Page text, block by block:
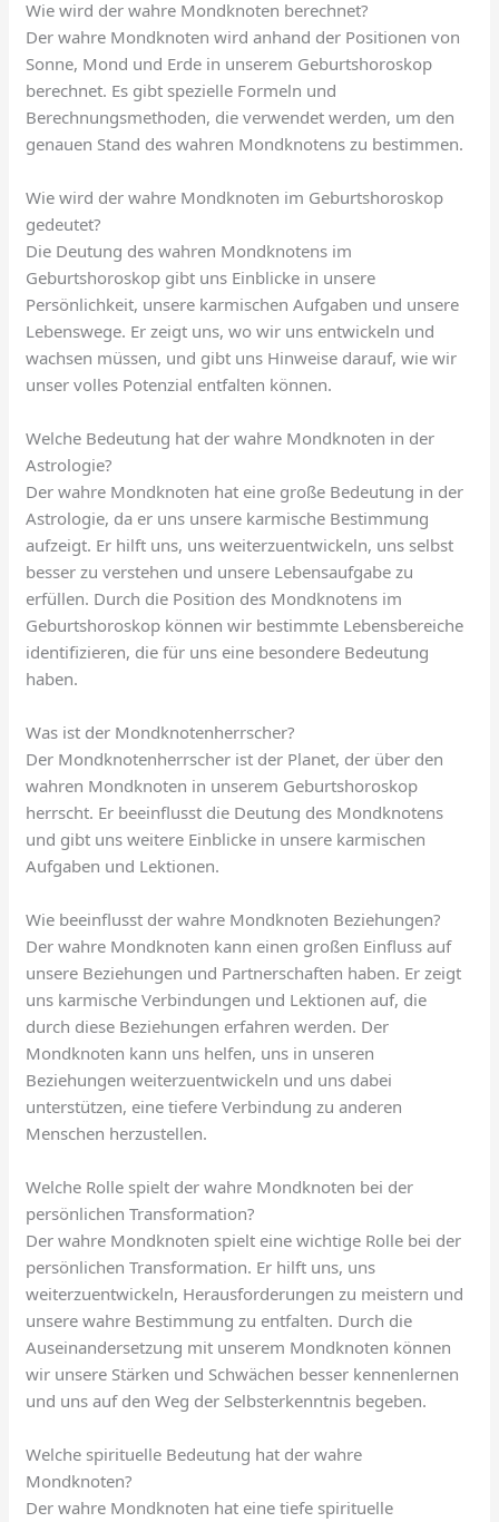
Wie wird der wahre Mondknoten berechnet?
Der wahre Mondknoten wird anhand der Positionen von
Sonne, Mond und Erde in unserem Geburtshoroskop
berechnet. Es gibt spezielle Formeln und
Berechnungsmethoden, die verwendet werden, um den
genauen Stand des wahren Mondknotens zu bestimmen.
Wie wird der wahre Mondknoten im Geburtshoroskop
gedeutet?
Die Deutung des wahren Mondknotens im
Geburtshoroskop gibt uns Einblicke in unsere
Persönlichkeit, unsere karmischen Aufgaben und unsere
Lebenswege. Er zeigt uns, wo wir uns entwickeln und
wachsen müssen, und gibt uns Hinweise darauf, wie wir
unser volles Potenzial entfalten können.
Welche Bedeutung hat der wahre Mondknoten in der
Astrologie?
Der wahre Mondknoten hat eine große Bedeutung in der
Astrologie, da er uns unsere karmische Bestimmung
aufzeigt. Er hilft uns, uns weiterzuentwickeln, uns selbst
besser zu verstehen und unsere Lebensaufgabe zu
erfüllen. Durch die Position des Mondknotens im
Geburtshoroskop können wir bestimmte Lebensbereiche
identifizieren, die für uns eine besondere Bedeutung
haben.
Was ist der Mondknotenherrscher?
Der Mondknotenherrscher ist der Planet, der über den
wahren Mondknoten in unserem Geburtshoroskop
herrscht. Er beeinflusst die Deutung des Mondknotens
und gibt uns weitere Einblicke in unsere karmischen
Aufgaben und Lektionen.
Wie beeinflusst der wahre Mondknoten Beziehungen?
Der wahre Mondknoten kann einen großen Einfluss auf
unsere Beziehungen und Partnerschaften haben. Er zeigt
uns karmische Verbindungen und Lektionen auf, die
durch diese Beziehungen erfahren werden. Der
Mondknoten kann uns helfen, uns in unseren
Beziehungen weiterzuentwickeln und uns dabei
unterstützen, eine tiefere Verbindung zu anderen
Menschen herzustellen.
Welche Rolle spielt der wahre Mondknoten bei der
persönlichen Transformation?
Der wahre Mondknoten spielt eine wichtige Rolle bei der
persönlichen Transformation. Er hilft uns, uns
weiterzuentwickeln, Herausforderungen zu meistern und
unsere wahre Bestimmung zu entfalten. Durch die
Auseinandersetzung mit unserem Mondknoten können
wir unsere Stärken und Schwächen besser kennenlernen
und uns auf den Weg der Selbsterkenntnis begeben.
Welche spirituelle Bedeutung hat der wahre
Mondknoten?
Der wahre Mondknoten hat eine tiefe spirituelle